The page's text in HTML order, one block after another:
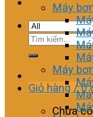
Tìm
Giỏ hàng /0
Chưa
Máy
Máy